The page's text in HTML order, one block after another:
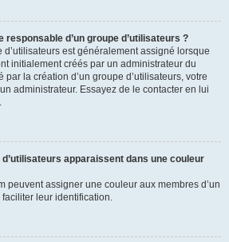
d’un groupe d’utilisateurs ?
d’utilisateurs est généralement assigné lorsque
initialement créés par un administrateur du
par la création d’un groupe d’utilisateurs, votre
administrateur. Essayez de le contacter en lui
apparaissent dans une couleur
peuvent assigner une couleur aux membres d’un
leur identification.